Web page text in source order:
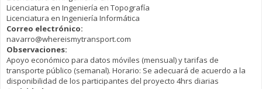
Licenciatura en Ingeniería en Topografía
Licenciatura en Ingeniería Informática
Correo electrónico:
navarro@whereismytransport.com
Observaciones:
Apoyo económico para datos móviles (mensual) y tarifas de
transporte público (semanal). Horario: Se adecuará de acuerdo a la
disponibilidad de los participantes del proyecto 4hrs diarias